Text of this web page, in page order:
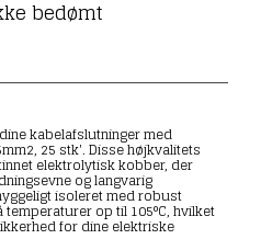
bedømt
kabelafslutninger med
25 stk'. Disse højkvalitets
elektrolytisk kobber, der
og langvarig
isoleret med robust
op til 105°C, hvilket
for dine elektriske